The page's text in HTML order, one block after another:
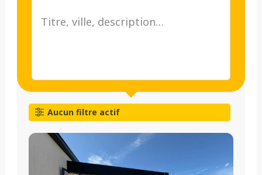
Aucun filtre actif